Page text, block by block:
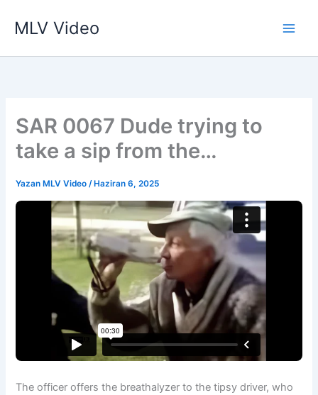
atlaMLV Video
SAR 0067 Dude trying to
take a sip from the
breathalyzer
Yazan MLV Video/ Haziran 6, 2025
The officer offers the breathalyzer to the tipsy driver, who